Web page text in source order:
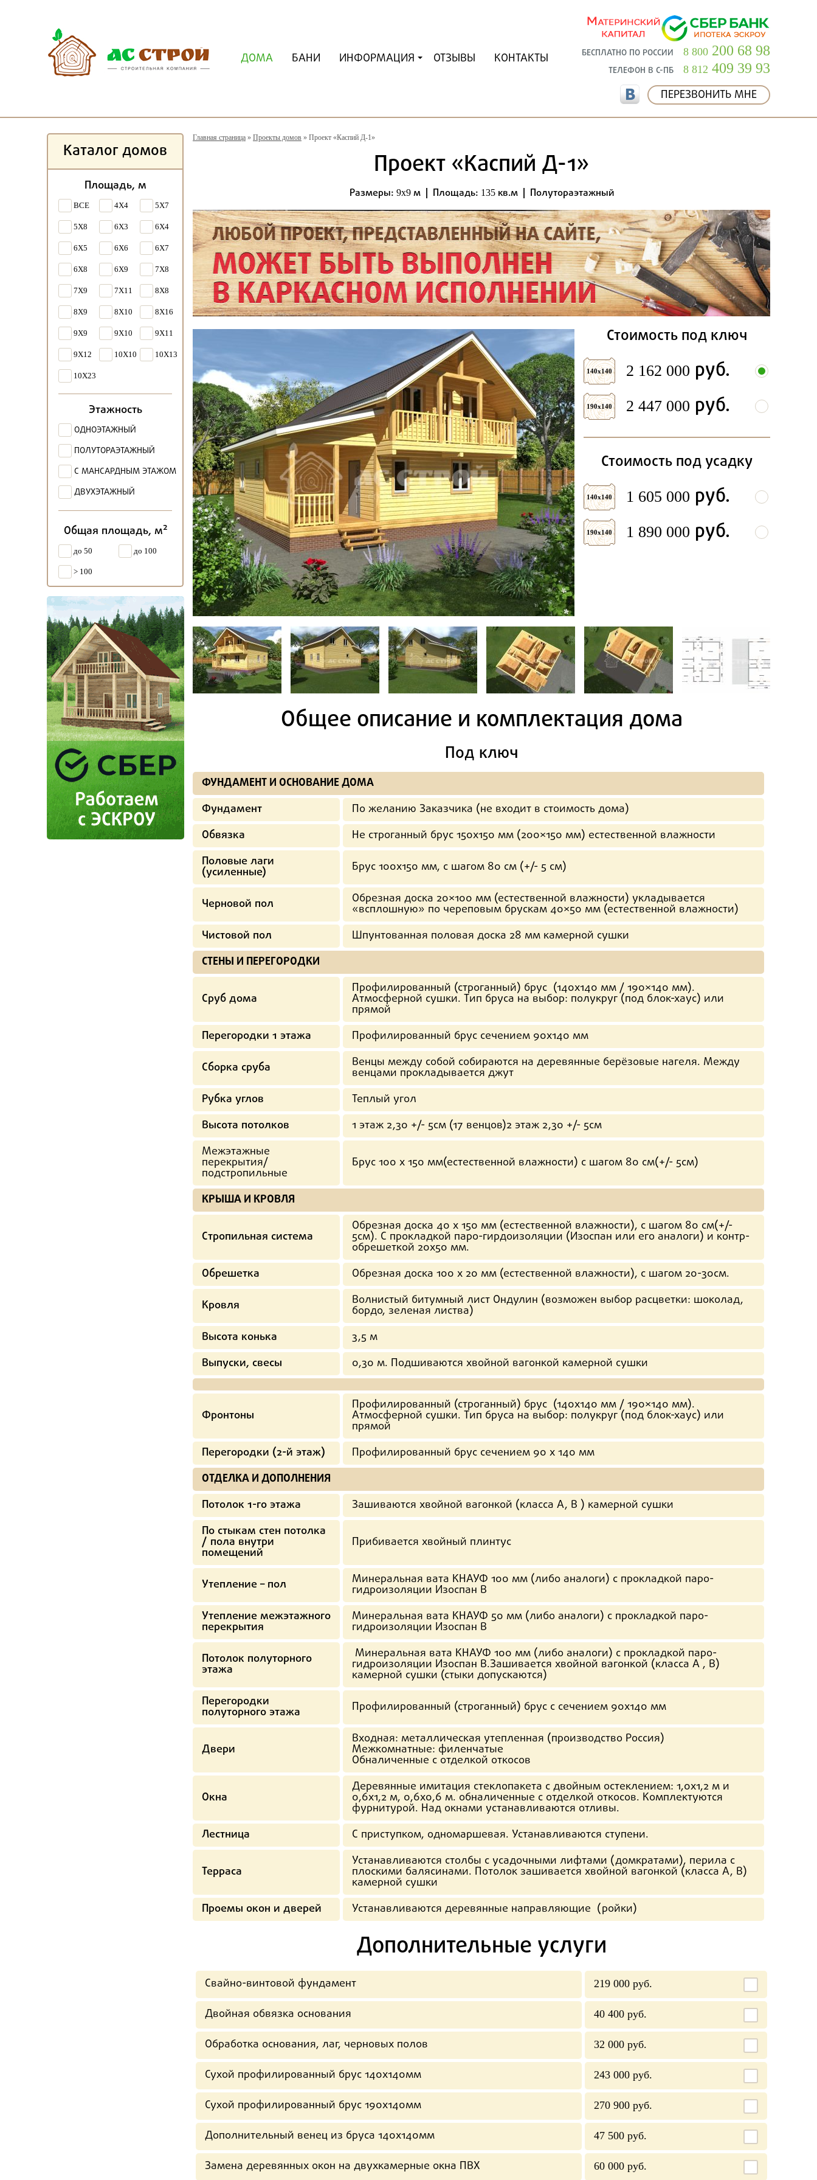
БЕСПЛАТНО ПО РОССИИ 8 800 200 68 98
ТЕЛЕФОН В С-ПБ 8 812 409 39 93
ПЕРЕЗВОНИТЬ МНЕ
ДОМА БАНИ ИНФОРМАЦИЯ ОТЗЫВЫ КОНТАКТЫ
Каталог домов
Площадь, м
ВСЕ 4X4 5X7
5X8 6X3 6X4
6X5 6X6 6X7
6X8 6X9 7X8
7X9 7X11 8X8
8X9 8X10 8X16
9X9 9X10 9X11
9X12 10X10 10X13
10X23
Этажность
ОДНОЭТАЖНЫЙ
ПОЛУТОРАЭТАЖНЫЙ
С МАНСАРДНЫМ ЭТАЖОМ
ДВУХЭТАЖНЫЙ
Общая площадь, м2
до 50 до 100
> 100
Главная страница » Проекты домов » Проект «Каспий Д-1»
Проект «Каспий Д-1»
Размеры: 9x9м | Площадь: 135кв.м | Полутораэтажный
Стоимость под ключ
140х140 2 162 000 руб.
190х140 2 447 000 руб.
Стоимость под усадку
140х140 1 605 000 руб.
190х140 1 890 000 руб.
Общее описание и комплектация дома
Под ключ
ФУНДАМЕНТ И ОСНОВАНИЕ ДОМА
Фундамент
По желанию Заказчика (не входит в стоимость дома)
Обвязка
Не строганный брус 150х150 мм (200×150 мм) естественной влажности
Половые лаги
(усиленные) Брус 100х150 мм, с шагом 80 см (+/- 5 см)
Черновой пол Обрезная доска 20×100 мм (естественной влажности) укладывается
«всплошную» по череповым брускам 40×50 мм (естественной влажности)
Чистовой пол
Шпунтованная половая доска 28 мм камерной сушки
СТЕНЫ И ПЕРЕГОРОДКИ
Сруб дома
Профилированный (строганный) брус (140х140 мм / 190×140 мм).
Атмосферной сушки. Тип бруса на выбор: полукруг (под блок-хаус) или
прямой
Перегородки 1 этажа
Профилированный брус сечением 90х140 мм
Сборка сруба
Венцы между собой собираются на деревянные берёзовые нагеля. Между
венцами прокладывается джут
Рубка углов
Теплый угол
Высота потолков
1 этаж 2,30 +/- 5см (17 венцов)2 этаж 2,30 +/- 5см
Межэтажные
перекрытия/
подстропильные
Брус 100 х 150 мм(естественной влажности) с шагом 80 см(+/- 5см)
КРЫША И КРОВЛЯ
Стропильная система
Обрезная доска 40 х 150 мм (естественной влажности), с шагом 80 см(+/-
5см). С прокладкой паро-гирдоизоляции (Изоспан или его аналоги) и контр-
обрешеткой 20х50 мм.
Обрешетка
Обрезная доска 100 х 20 мм (естественной влажности), с шагом 20-30см.
Кровля
Волнистый битумный лист Ондулин (возможен выбор расцветки: шоколад,
бордо, зеленая листва)
Высота конька
3,5 м
Выпуски, свесы
0,30 м. Подшиваются хвойной вагонкой камерной сушки
Фронтоны
Профилированный (строганный) брус (140х140 мм / 190×140 мм).
Атмосферной сушки. Тип бруса на выбор: полукруг (под блок-хаус) или
прямой
Перегородки (2-й этаж)
Профилированный брус сечением 90 х 140 мм
ОТДЕЛКА И ДОПОЛНЕНИЯ
Потолок 1-го этажа
Зашиваются хвойной вагонкой (класса А, В ) камерной сушки
По стыкам стен потолка
/ пола внутри
помещений
Прибивается хвойный плинтус
Утепление – пол Минеральная вата КНАУФ 100 мм (либо аналоги) с прокладкой паро-
гидроизоляции Изоспан В
Утепление межэтажного
перекрытия
Минеральная вата КНАУФ 50 мм (либо аналоги) с прокладкой паро-
гидроизоляции Изоспан В
Потолок полуторного
этажа
Минеральная вата КНАУФ 100 мм (либо аналоги) с прокладкой паро-
гидроизоляции Изоспан B.Зашивается хвойной вагонкой (класса А , В)
камерной сушки (стыки допускаются)
Перегородки
полуторного этажа Профилированный (строганный) брус с сечением 90х140 мм
Двери
Входная: металлическая утепленная (производство Россия)
Межкомнатные: филенчатые
Обналиченные с отделкой откосов
Окна
Деревянные имитация стеклопакета с двойным остеклением: 1,0х1,2 м и
0,6х1,2 м, 0,6х0,6 м. обналиченные с отделкой откосов. Комплектуются
фурнитурой. Над окнами устанавливаются отливы.
Лестница
С приступком, одномаршевая. Устанавливаются ступени.
Терраса
Устанавливаются столбы с усадочными лифтами (домкратами), перила с
плоскими балясинами. Потолок зашивается хвойной вагонкой (класса А, В)
камерной сушки
Проемы окон и дверей
Устанавливаются деревянные направляющие (ройки)
Дополнительные услуги
Свайно-винтовой фундамент 219 000 руб.
Двойная обвязка основания 40 400 руб.
Обработка основания, лаг, черновых полов 32 000 руб.
Сухой профилированный брус 140х140мм 243 000 руб.
Сухой профилированный брус 190х140мм 270 900 руб.
Дополнительный венец из бруса 140х140мм 47 500 руб.
Замена деревянных окон на двухкамерные окна ПВХ 60 000 руб.